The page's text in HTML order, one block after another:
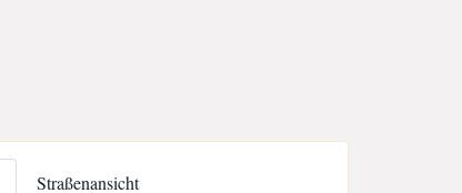
Straßenansicht